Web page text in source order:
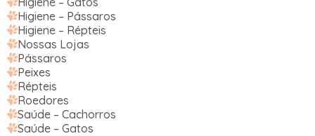
Higiene – Pássaros
Higiene – Répteis
Nossas Lojas
Pássaros
Peixes
Répteis
Roedores
Saúde – Cachorros
Saúde – Gatos